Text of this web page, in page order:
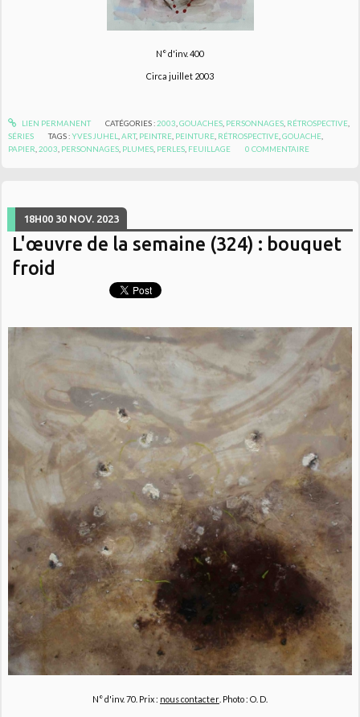
N° d'inv. 400
Circa juillet 2003
LIEN PERMANENT CATÉGORIES :2003 GOUACHES, PERSONNAGES, RÉTROSPECTIVE,
SÉRIES
TAGS :YVES JUHEL ,ART, PEINTRE PEINTURE RÉTROSPECTIVE ,GOUACHE
PAPIER ,2003 PERSONNAGES PLUMES PERLES FEUILLAGE 0 COMMENTAIRE
18H00 30 NOV. 2023
L'œuvre de la semaine (324) : bouquet
froid
N° d'inv. 70. Prix : nous contacter . Photo : O. D.